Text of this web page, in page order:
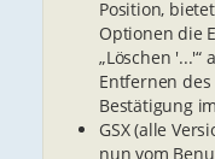
Position,
Optionen die
„Löschen '...'“
Entfernen
Bestätigung
GSX (alle
nun vom